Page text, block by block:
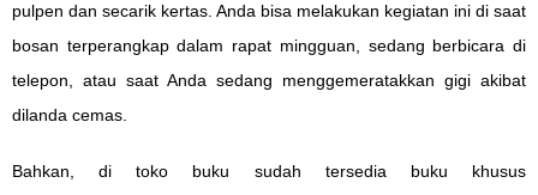
pulpen dan secarik kertas. Anda bisa melakukan kegiatan ini di saat
bosan terperangkap dalam rapat mingguan, sedang berbicara di
telepon, atau saat Anda sedang menggemeratakkan gigi akibat
dilanda cemas.
Bahkan, di toko buku sudah tersedia buku khusus